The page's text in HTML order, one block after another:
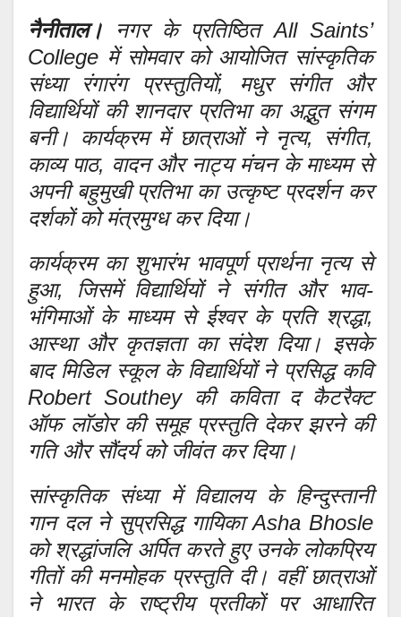
नैनीताल। नगर के प्रतिष्ठित All Saints’
College में सोमवार को आयोजित सांस्कृतिक
संध्या रंगारंग प्रस्तुतियों, मधुर संगीत और
विद्यार्थियों की शानदार प्रतिभा का अद्भुत संगम
बनी। कार्यक्रम में छात्राओं ने नृत्य, संगीत,
काव्य पाठ, वादन और नाट्य मंचन के माध्यम से
अपनी बहुमुखी प्रतिभा का उत्कृष्ट प्रदर्शन कर
दर्शकों को मंत्रमुग्ध कर दिया।
कार्यक्रम का शुभारंभ भावपूर्ण प्रार्थना नृत्य से
हुआ, जिसमें विद्यार्थियों ने संगीत और भाव-
भंगिमाओं के माध्यम से ईश्वर के प्रति श्रद्धा,
आस्था और कृतज्ञता का संदेश दिया। इसके
बाद मिडिल स्कूल के विद्यार्थियों ने प्रसिद्ध कवि
Robert Southey की कविता द कैटरैक्ट
ऑफ लॉडोर की समूह प्रस्तुति देकर झरने की
गति और सौंदर्य को जीवंत कर दिया।
सांस्कृतिक संध्या में विद्यालय के हिन्दुस्तानी
गान दल ने सुप्रसिद्ध गायिका Asha Bhosle
को श्रद्धांजलि अर्पित करते हुए उनके लोकप्रिय
गीतों की मनमोहक प्रस्तुति दी। वहीं छात्राओं
ने भारत के राष्ट्रीय प्रतीकों पर आधारित